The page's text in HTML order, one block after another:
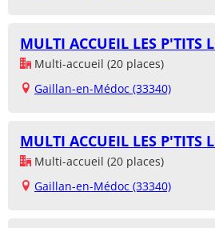
MULTI ACCUEIL LES P'TITS
Multi-accueil (20 places)
Gaillan-en-Médoc (33340)
MULTI ACCUEIL LES P'TITS
Multi-accueil (20 places)
Gaillan-en-Médoc (33340)